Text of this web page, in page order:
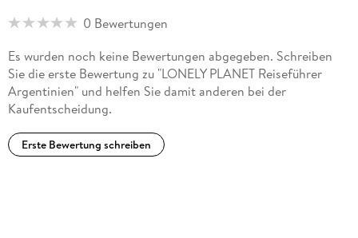
0 Bewertungen
Es wurden noch keine Bewertungen abgegeben. Schreiben
Sie die erste Bewertung zu "LONELY PLANET Reiseführer
Argentinien" und helfen Sie damit anderen bei der
Kaufentscheidung.
Erste Bewertung schreiben